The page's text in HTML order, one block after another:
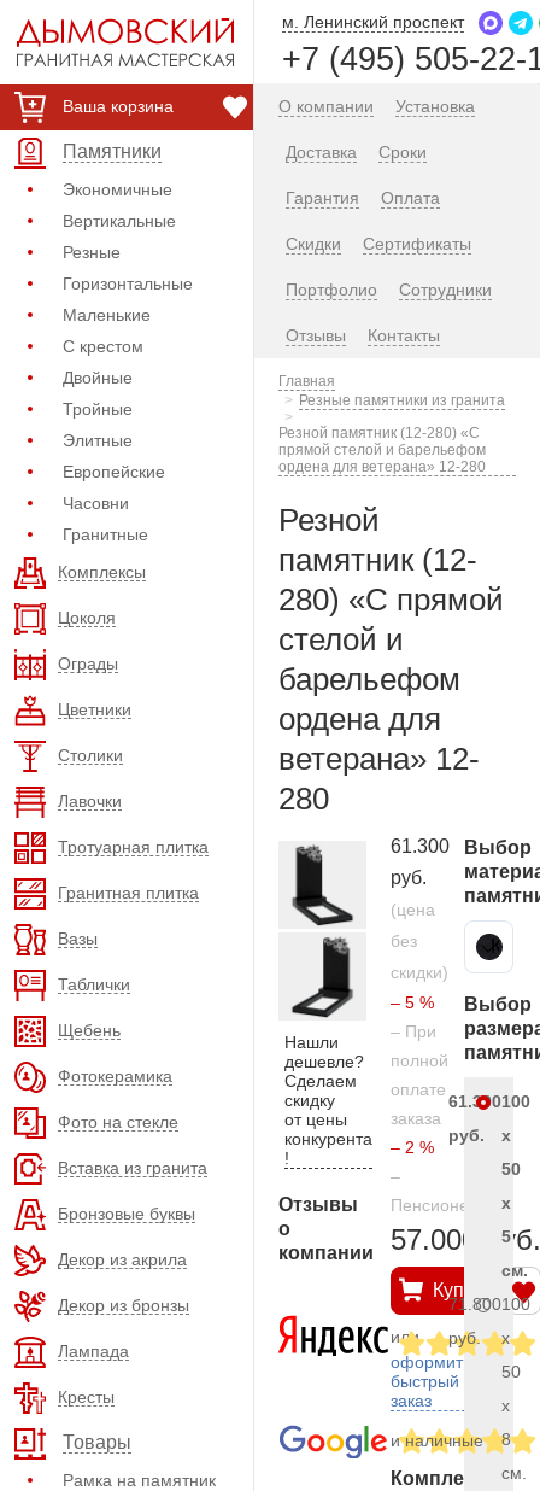
Ваша корзина
Памятники
Экономичные
Вертикальные
Резные
Горизонтальные
Маленькие
С крестом
Двойные
Тройные
Элитные
Европейские
Часовни
Гранитные
Комплексы
Цоколя
Ограды
Цветники
Столики
Лавочки
Тротуарная плитка
Гранитная плитка
Вазы
Таблички
Щебень
Фотокерамика
Фото на стекле
Вставка из гранита
Бронзовые буквы
Декор из акрила
Декор из бронзы
Лампада
Кресты
Товары
Рамка на памятник
м. Ленинский проспект
+7 (495) 505-22-
О компании Установка
Доставка Сроки
Гарантия Оплата
Скидки Сертификаты
Портфолио Сотрудники
Отзывы Контакты
Главная
Резные памятники из гранита
Резной памятник (12-280) «С
прямой стелой и барельефом
ордена для ветерана» 12-280
Резной
памятник (12-
280) «С прямой
стелой и
барельефом
ордена для
ветерана» 12-
280
Нашли
дешевле?
Сделаем
скидку
от цены
конкурента
!
Отзывы
о
компании
61.300
руб.
(цена
без
скидки)
– 5 %
– При
полной
оплате
заказа
– 2 %
–
Пенсионерам
57.000 руб.
Купить
или
оформить
быстрый
заказ
и наличные
Комплект
Выбор
Карельский гранит
Выбор
61.300
руб.
100
x
50
x
5
см.
71.800
руб.
100
x
50
x
8
см.